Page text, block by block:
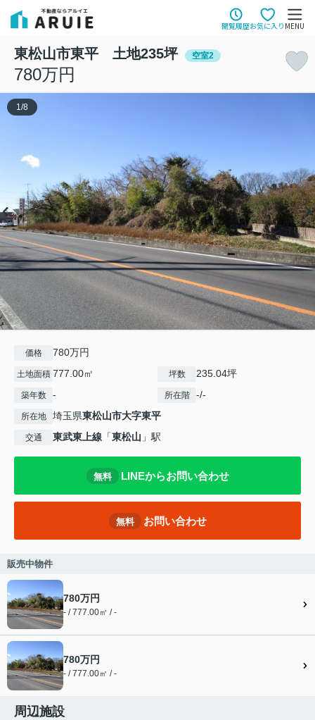
閲覧履歴お気に入り MENU
東松山市東平 土地235坪 空室2
780万円
1/8
価格 780万円
土地面積 777.00㎡ 坪数 235.04坪
築年数 - 所在階 -/-
所在地 埼玉県東松山市大字東平
交通 東武東上線 「東松山 」駅
無料 LINEからお問い合わせ
無料 お問い合わせ
販売中物件
780万円
- / 777.00㎡ / -
780万円
- / 777.00㎡ / -
周辺施設